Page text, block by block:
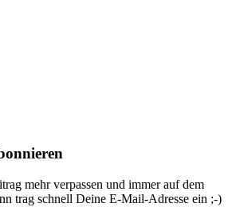
mehr verpassen und immer auf dem
trag schnell Deine E-Mail-Adresse ein ;-)